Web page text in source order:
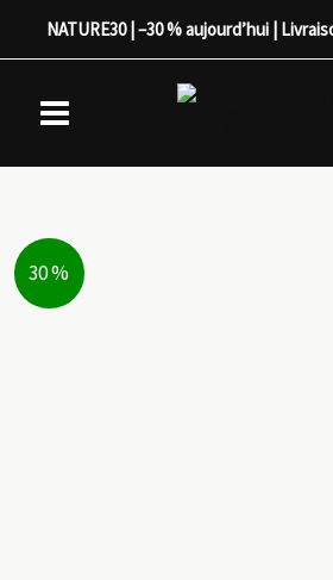
NATURE30 | –30 % aujourd’hui |
30 %